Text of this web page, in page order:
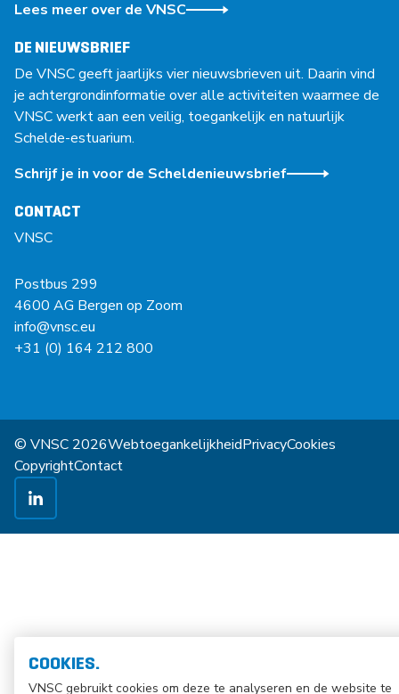
Lees meer over de VNSC
DE NIEUWSBRIEF
De VNSC geeft jaarlijks vier nieuwsbrieven uit. Daarin vind
je achtergrondinformatie over alle activiteiten waarmee de
VNSC werkt aan een veilig, toegankelijk en natuurlijk
Schelde-estuarium.
Schrijf je in voor de Scheldenieuwsbrief
CONTACT
VNSC
Postbus 299
4600 AG Bergen op Zoom
info@vnsc.eu
+31 (0) 164 212 800
© VNSC 2026WebtoegankelijkheidPrivacyCookies
CopyrightContact
COOKIES.
VNSC gebruikt cookies om deze te analyseren en de website te